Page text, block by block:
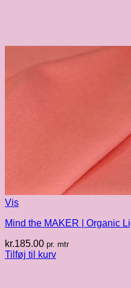
Vis
Mind the MAKER | Organic
kr.185.00 pr. mtr
Tilføj til kurv